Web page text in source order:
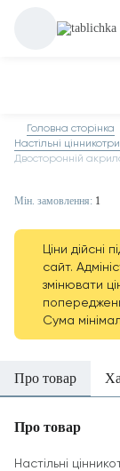
Головна сторінка
Настільні
Двосторонній
Мін. замовлення: 1
Ціни дійсні
сайт.
змінювати
Сума
Про товар
Про товар
Настільні